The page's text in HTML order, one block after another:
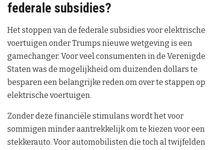
federale subsidies?
Het stoppen van de federale subsidies voor elektrische
voertuigen onder Trumps nieuwe wetgeving is een
gamechanger. Voor veel consumenten in de Verenigde
Staten was de mogelijkheid om duizenden dollars te
besparen een belangrijke reden om over te stappen op
elektrische voertuigen.
Zonder deze financiële stimulans wordt het voor
sommigen minder aantrekkelijk om te kiezen voor een
stekkerauto. Voor automobilisten die toch al twijfelden